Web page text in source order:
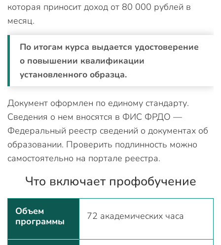
которая приносит доход от 80 000 рублей в
месяц.
По итогам курса выдается удостоверение
о повышении квалификации
установленного образца.
Документ оформлен по единому стандарту.
Сведения о нем вносятся в ФИС ФРДО —
Федеральный реестр сведений о документах об
образовании. Проверить подлинность можно
самостоятельно на портале реестра.
Что включает профобучение
Объем
программы
72 академических часа